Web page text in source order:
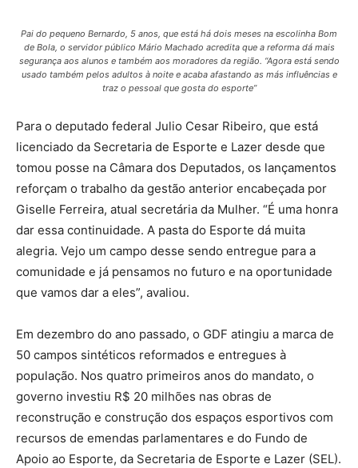
Pai do pequeno Bernardo, 5 anos, que está há dois meses na escolinha Bom
de Bola, o servidor público Mário Machado acredita que a reforma dá mais
segurança aos alunos e também aos moradores da região. “Agora está sendo
usado também pelos adultos à noite e acaba afastando as más influências e
traz o pessoal que gosta do esporte”
Para o deputado federal Julio Cesar Ribeiro, que está
licenciado da Secretaria de Esporte e Lazer desde que
tomou posse na Câmara dos Deputados, os lançamentos
reforçam o trabalho da gestão anterior encabeçada por
Giselle Ferreira, atual secretária da Mulher. “É uma honra
dar essa continuidade. A pasta do Esporte dá muita
alegria. Vejo um campo desse sendo entregue para a
comunidade e já pensamos no futuro e na oportunidade
que vamos dar a eles”, avaliou.
Em dezembro do ano passado, o GDF atingiu a marca de
50 campos sintéticos reformados e entregues à
população. Nos quatro primeiros anos do mandato, o
governo investiu R$ 20 milhões nas obras de
reconstrução e construção dos espaços esportivos com
recursos de emendas parlamentares e do Fundo de
Apoio ao Esporte, da Secretaria de Esporte e Lazer (SEL).